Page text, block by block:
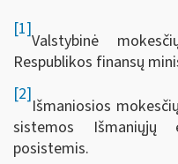
[1]
Valstybinė
Respublikos finansų
[2]
Išmaniosios
sistemos Išmaniųjų
posistemis.